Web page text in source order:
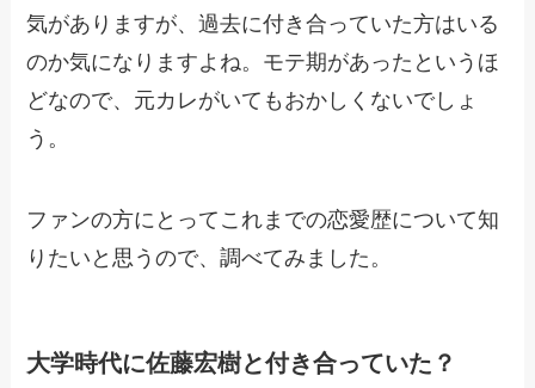
気がありますが、過去に付き合っていた方はいる
のか気になりますよね。モテ期があったというほ
どなので、元カレがいてもおかしくないでしょ
う。
ファンの方にとってこれまでの恋愛歴について知
りたいと思うので、調べてみました。
大学時代に佐藤宏樹と付き合っていた？